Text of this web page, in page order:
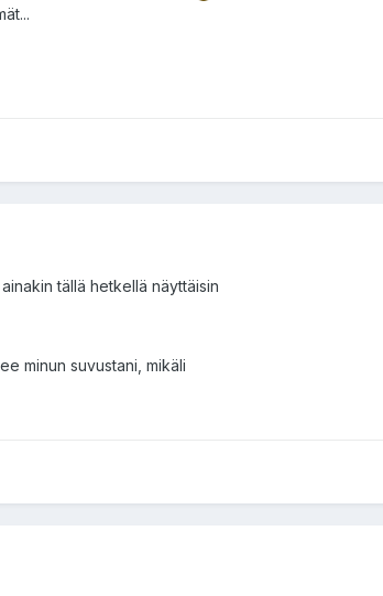
tällä hetkellä näyttäisin
minun suvustani, mikäli